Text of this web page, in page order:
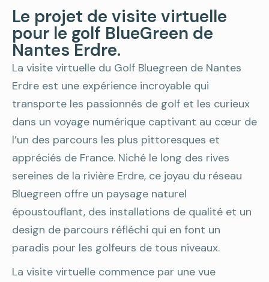
Le projet de visite virtuelle
pour le golf BlueGreen de
Nantes Erdre.
La visite virtuelle du Golf Bluegreen de Nantes
Erdre est une expérience incroyable qui
transporte les passionnés de golf et les curieux
dans un voyage numérique captivant au cœur de
l’un des parcours les plus pittoresques et
appréciés de France. Niché le long des rives
sereines de la rivière Erdre, ce joyau du réseau
Bluegreen offre un paysage naturel
époustouflant, des installations de qualité et un
design de parcours réfléchi qui en font un
paradis pour les golfeurs de tous niveaux.
La visite virtuelle commence par une vue